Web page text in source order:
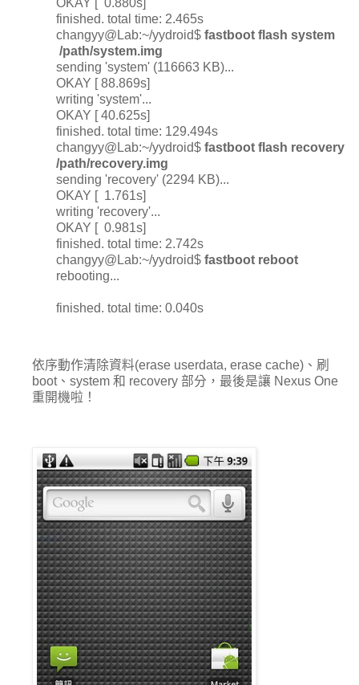
finished. total time: 2.465s
changyy@Lab:~/yydroid$ fastboot flash system
/path/system.img
sending 'system' (116663 KB)...
OKAY [ 88.869s]
writing 'system'...
OKAY [ 40.625s]
finished. total time: 129.494s
changyy@Lab:~/yydroid$ fastboot flash recovery
/path/recovery.img
sending 'recovery' (2294 KB)...
OKAY [ 1.761s]
writing 'recovery'...
OKAY [ 0.981s]
finished. total time: 2.742s
changyy@Lab:~/yydroid$ fastboot reboot
rebooting...
finished. total time: 0.040s
依序動作清除資料(erase userdata, erase cache)、刷
boot、system 和 recovery 部分，最後是讓 Nexus One
重開機啦！